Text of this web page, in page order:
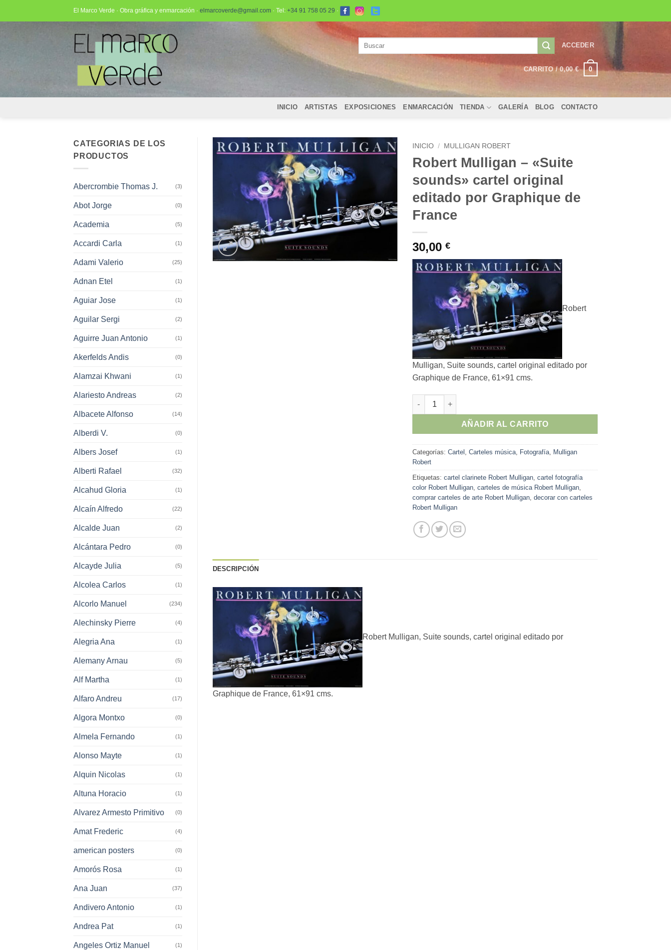
El Marco Verde · Obra gráfica y enmarcación · elmarcoverde@gmail.com · Tel: +34 91 758 05 29 ·
ACCEDER
CARRITO /0,00€ 0
INICIO ARTISTAS EXPOSICIONES ENMARCACIÓN TIENDA GALERÍA BLOG CONTACTO
CATEGORIAS DE LOS
PRODUCTOS
Abercrombie Thomas J. (3)
Abot Jorge (0)
Academia (5)
Accardi Carla (1)
Adami Valerio (25)
Adnan Etel (1)
Aguiar Jose (1)
Aguilar Sergi (2)
Aguirre Juan Antonio (1)
Akerfelds Andis (0)
Alamzai Khwani (1)
Alariesto Andreas (2)
Albacete Alfonso (14)
Alberdi V. (0)
Albers Josef (1)
Alberti Rafael (32)
Alcahud Gloria (1)
Alcaín Alfredo (22)
Alcalde Juan (2)
Alcántara Pedro (0)
Alcayde Julia (5)
Alcolea Carlos (1)
Alcorlo Manuel (234)
Alechinsky Pierre (4)
Alegria Ana (1)
Alemany Arnau (5)
Alf Martha (1)
Alfaro Andreu (17)
Algora Montxo (0)
Almela Fernando (1)
Alonso Mayte (1)
Alquin Nicolas (1)
Altuna Horacio (1)
Alvarez Armesto Primitivo (0)
Amat Frederic (4)
american posters (0)
Amorós Rosa (1)
Ana Juan (37)
Andivero Antonio (1)
Andrea Pat (1)
Angeles Ortiz Manuel (1)
INICIO / MULLIGAN ROBERT
Robert Mulligan – «Suite
sounds» cartel original
editado por Graphique de
France
30,00€
Robert
Mulligan, Suite sounds, cartel original editado por
Graphique de France, 61×91 cms.
Robert Mulligan - "Suite sounds" cartel original editado por Graphique de
AÑADIR AL CARRITO
Categorías:Cartel ,Carteles música Fotografía Mulligan
Robert
Etiquetas:cartel clarinete Robert Mulligan ,cartel fotografía
color Robert Mulligan ,carteles de música Robert Mulligan
comprar carteles de arte Robert Mulligan ,decorar con carteles
Robert Mulligan
DESCRIPCIÓN
Robert Mulligan, Suite sounds, cartel original editado por
Graphique de France, 61×91 cms.